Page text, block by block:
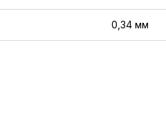
0,34 мм